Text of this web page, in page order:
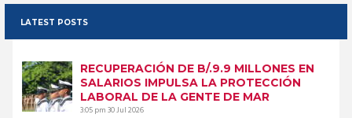
LATEST POSTS
RECUPERACIÓN DE B/.9.9 MILLONES EN
SALARIOS IMPULSA LA PROTECCIÓN
LABORAL DE LA GENTE DE MAR
3:05 pm30 Jul 2026